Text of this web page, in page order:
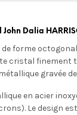
John Dalia
forme
cristal finement
gravée
en acier
Le design